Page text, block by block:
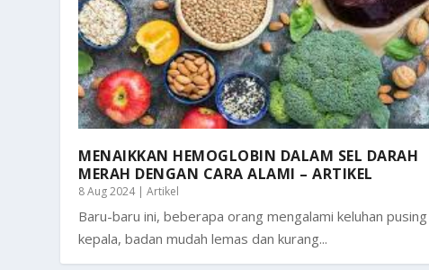
MENAIKKAN HEMOGLOBIN DALAM SEL DARAH
MERAH DENGAN CARA ALAMI – ARTIKEL
8 Aug 2024|Artikel
Baru-baru ini, beberapa orang mengalami keluhan pusing
kepala, badan mudah lemas dan kurang...